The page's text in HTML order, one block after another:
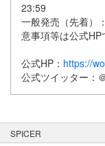
23:59
一般発売（先着）
意事項等は公式HP
公式HP： https://
公式ツイッター：
SPICER